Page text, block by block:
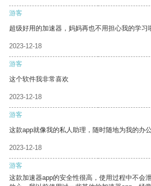
游客
超级好用的加速器，妈妈再也不用担心我的学习
2023-12-18
游客
这个软件我非常喜欢
2023-12-18
游客
这款app就像我的私人助理，随时随地为我的办公
2023-12-18
游客
这款加速器app的安全性很高，使用过程中不会